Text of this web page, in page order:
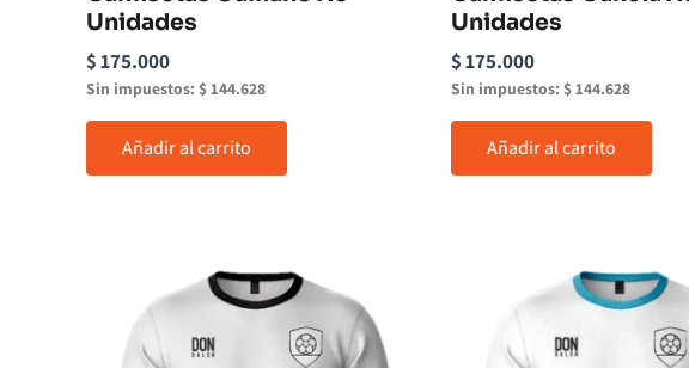
Unidades
$175.000
Sin impuestos: $144.628
Añadir al carrito
Unidades
$175.000
Sin impuestos: $144.628
Añadir al carrito